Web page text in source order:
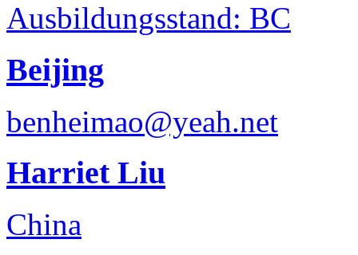
Ausbildungsstand: BC
Beijing
benheimao@yeah.net
Harriet Liu
China